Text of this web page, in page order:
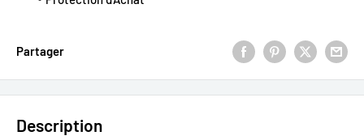
Partager
Description